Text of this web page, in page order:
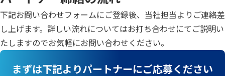
下記お問い合わせフォームにご登録後、当社担当よりご連絡差
し上げます。詳しい流れについてはお打ち合わせにてご説明い
たしますのでお気軽にお問い合わせください。
まずは下記よりパートナーにご応募ください